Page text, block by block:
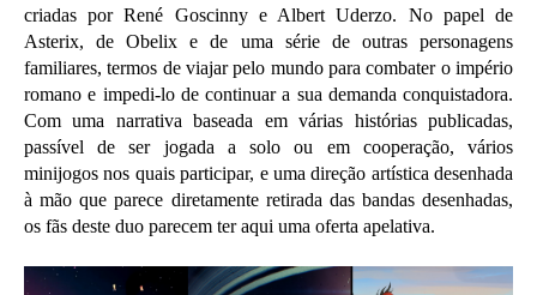
criadas por René Goscinny e Albert Uderzo. No papel de
Asterix, de Obelix e de uma série de outras personagens
familiares, termos de viajar pelo mundo para combater o império
romano e impedi-lo de continuar a sua demanda conquistadora.
Com uma narrativa baseada em várias histórias publicadas,
passível de ser jogada a solo ou em cooperação, vários
minijogos nos quais participar, e uma direção artística desenhada
à mão que parece diretamente retirada das bandas desenhadas,
os fãs deste duo parecem ter aqui uma oferta apelativa.